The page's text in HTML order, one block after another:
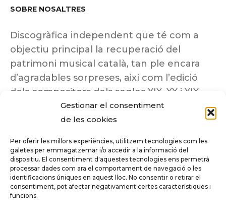
Gestionar el consentiment
de les cookies
Per oferir les millors experiències, utilitzem tecnologies com les
galetes per emmagatzemar i/o accedir a la informació del
dispositiu. El consentiment d'aquestes tecnologies ens permetrà
processar dades com ara el comportament de navegació o les
identificacions úniques en aquest lloc. No consentir o retirar el
consentiment, pot afectar negativament certes característiques i
funcions.
SOBRE NOSALTRES
Discogràfica independent que té com a
objectiu principal la recuperació del
patrimoni musical català, tan ple encara
d’agradables sorpreses, així com l’edició
dels compositors dels segles XIX, XX i XIX
insuficientment coneguts.
Tots els drets reservats a ©Columna
Música.